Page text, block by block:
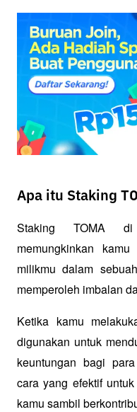
Apa itu Staking
Staking TOMA
memungkinkan
milikmu dalam
memperoleh imbalan
Ketika kamu
digunakan untuk
keuntungan bagi
cara yang efektif
kamu sambil